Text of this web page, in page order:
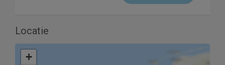
Locatie
+